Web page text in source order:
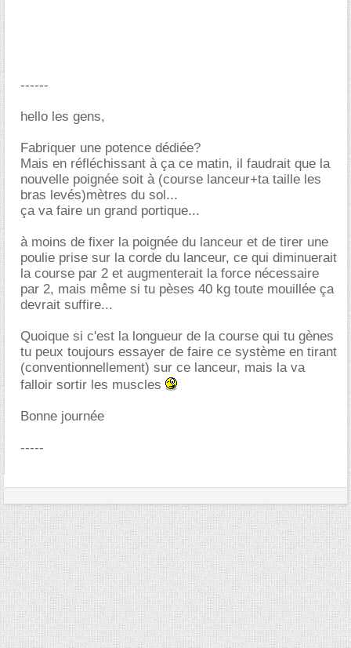
------
hello les gens,
Fabriquer une potence dédiée?
Mais en réfléchissant à ça ce matin, il faudrait que la
nouvelle poignée soit à (course lanceur+ta taille les
bras levés)mètres du sol...
ça va faire un grand portique...
à moins de fixer la poignée du lanceur et de tirer une
poulie prise sur la corde du lanceur, ce qui diminuerait
la course par 2 et augmenterait la force nécessaire
par 2, mais même si tu pèses 40 kg toute mouillée ça
devrait suffire...
Quoique si c'est la longueur de la course qui tu gènes
tu peux toujours essayer de faire ce système en tirant
(conventionnellement) sur ce lanceur, mais la va
falloir sortir les muscles
Bonne journée
-----